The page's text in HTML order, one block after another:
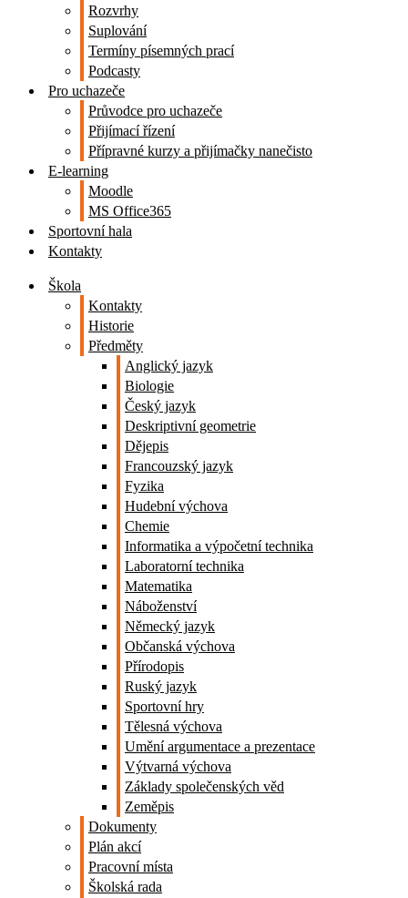
Rozvrhy
Suplování
Termíny písemných prací
Podcasty
Pro uchazeče
Průvodce pro uchazeče
Přijímací řízení
Přípravné kurzy a přijímačky nanečisto
E-learning
Moodle
MS Office365
Sportovní hala
Kontakty
Škola
Kontakty
Historie
Předměty
Anglický jazyk
Biologie
Český jazyk
Deskriptivní geometrie
Dějepis
Francouzský jazyk
Fyzika
Hudební výchova
Chemie
Informatika a výpočetní technika
Laboratorní technika
Matematika
Náboženství
Německý jazyk
Občanská výchova
Přírodopis
Ruský jazyk
Sportovní hry
Tělesná výchova
Umění argumentace a prezentace
Výtvarná výchova
Základy společenských věd
Zeměpis
Dokumenty
Plán akcí
Pracovní místa
Školská rada